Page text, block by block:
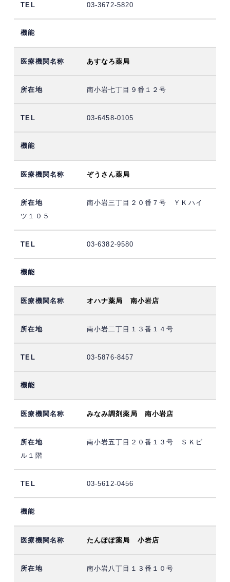
03-3672-5820
あすなろ薬局
南小岩七丁目９番１２号
03-6458-0105
ぞうさん薬局
南小岩三丁目２０番７号 ＹＫハイ
ツ１０５
03-6382-9580
オハナ薬局 南小岩店
南小岩二丁目１３番１４号
03-5876-8457
みなみ調剤薬局 南小岩店
南小岩五丁目２０番１３号 ＳＫビ
ル１階
03-5612-0456
たんぽぽ薬局 小岩店
南小岩八丁目１３番１０号